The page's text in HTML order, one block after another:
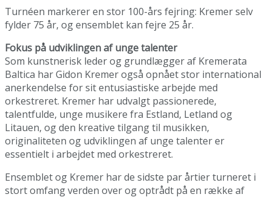
Turnéen markerer en stor 100-års fejring: Kremer selv
fylder 75 år, og ensemblet kan fejre 25 år.
Fokus på udviklingen af unge talenter
Som kunstnerisk leder og grundlægger af Kremerata
Baltica har Gidon Kremer også opnået stor international
anerkendelse for sit entusiastiske arbejde med
orkestreret. Kremer har udvalgt passionerede,
talentfulde, unge musikere fra Estland, Letland og
Litauen, og den kreative tilgang til musikken,
originaliteten og udviklingen af unge talenter er
essentielt i arbejdet med orkestreret.
Ensemblet og Kremer har de sidste par årtier turneret i
stort omfang verden over og optrådt på en række af